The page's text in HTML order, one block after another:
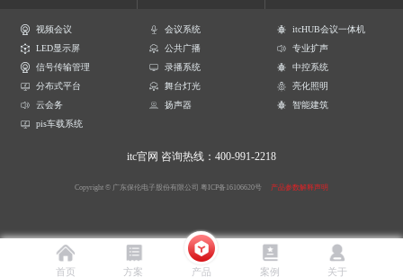
视频会议 会议系统
itcHUB会议一体机
LED显示屏
公共广播
专业扩声
信号传输管理
录播系统
中控系统
分布式平台
舞台灯光
亮化照明
云会务
扬声器
智能建筑
pis车载系统
itc官网 咨询热线：400-991-2218
Copyright © 广东保伦电子股份有限公司 粤ICP备16106620号 产品参数解释声明
首页 方案 产品 案例 关于